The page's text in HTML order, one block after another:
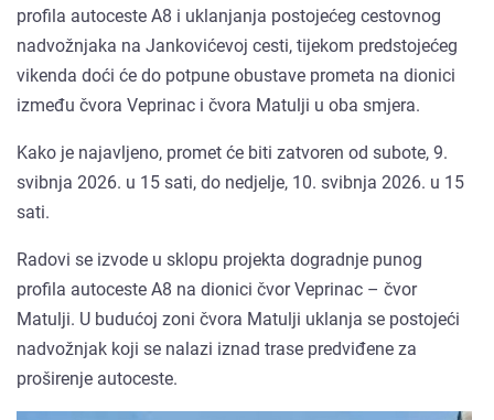
profila autoceste A8 i uklanjanja postojećeg cestovnog
nadvožnjaka na Jankovićevoj cesti, tijekom predstojećeg
vikenda doći će do potpune obustave prometa na dionici
između čvora Veprinac i čvora Matulji u oba smjera.
Kako je najavljeno, promet će biti zatvoren od subote, 9.
svibnja 2026. u 15 sati, do nedjelje, 10. svibnja 2026. u 15
sati.
Radovi se izvode u sklopu projekta dogradnje punog
profila autoceste A8 na dionici čvor Veprinac – čvor
Matulji. U budućoj zoni čvora Matulji uklanja se postojeći
nadvožnjak koji se nalazi iznad trase predviđene za
proširenje autoceste.